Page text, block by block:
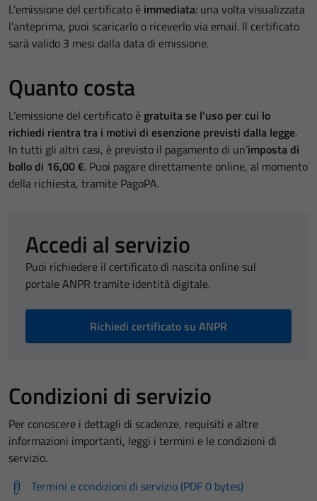
L’emissione del certificato è immediata: una volta visualizzata
l’anteprima, puoi scaricarlo o riceverlo via email. Il certificato
sarà valido 3 mesi dalla data di emissione.
Quanto costa
L’emissione del certificato è gratuita se l’uso per cui lo
richiedi rientra tra i motivi di esenzione previsti dalla legge.
In tutti gli altri casi, è previsto il pagamento di un’imposta di
bollo di 16,00 €. Puoi pagare direttamente online, al momento
della richiesta, tramite PagoPA.
Accedi al servizio
Puoi richiedere il certificato di nascita online sul
portale ANPR tramite identità digitale.
Richiedi certificato su ANPR
Condizioni di servizio
Per conoscere i dettagli di scadenze, requisiti e altre
informazioni importanti, leggi i termini e le condizioni di
servizio.
Termini e condizioni di servizio (PDF 0 bytes)